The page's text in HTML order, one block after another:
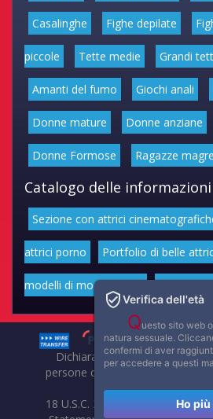
Casalinghe Fighe depilate
piccole Tette medie Grandi
Amanti del fumo Giochi anali
Donne mature Donne anziane
Donne Formose Ragazze magre
Catalogo delle
Sezione con attrici
attrici porno Portfolio di belle
modelli di moda volgari
Dichiarazione di non
persone che compaiono su
anni.
18 U.S.C. 2257 Record-Keeping
Verifica dell'età
Questo sito web
natura sessuale.
confermi di aver
per accedere a questi
Ho più